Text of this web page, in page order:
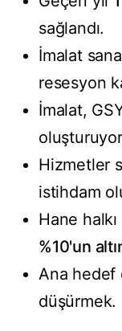
sağlandı.
İmalat
resesyon
İmalat,
Hizmetler
istihdam
Hane
%10'un
Ana hedef
düşürmek.